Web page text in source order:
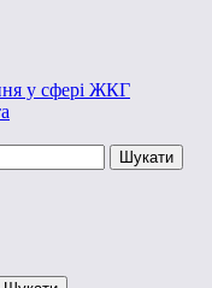
у сфері ЖКГ